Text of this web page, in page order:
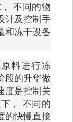
不同的物
计及控制手
和冻干设备
料进行冻
段的升华做
度是控制关
， 不同的
的快慢直接